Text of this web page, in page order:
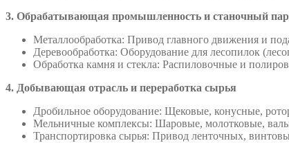
3. Обрабатывающая промышленность и станочный
Металлообработка: Привод главного движения и
Деревообработка: Оборудование для лесопилок
Обработка камня и стекла: Распиловочные и
4. Добывающая отрасль и переработка сырья
Дробильное оборудование: Щековые, конусные,
Мельничные комплексы: Шаровые, молотковые,
Транспортировка сырья: Привод ленточных,